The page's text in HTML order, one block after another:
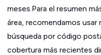
meses.Para el resumen
área, recomendamos usar
búsqueda por código
cobertura más recientes